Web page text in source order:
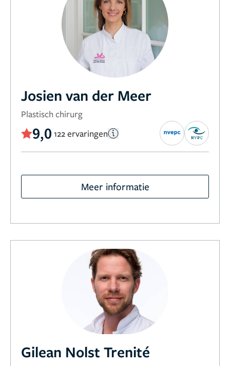
Josien van der Meer
Plastisch chirurg
9,0 122 ervaringen
Meer informatie
Gilean Nolst Trenité